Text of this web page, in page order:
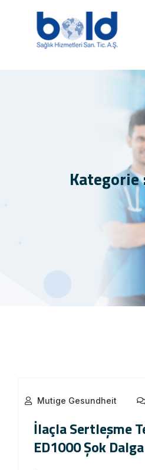
Kategorie
Mutige Gesundheit
İlaçla Sertleşme
ED1000 Şok